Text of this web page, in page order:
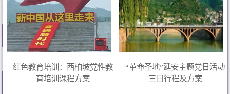
红色教育培训：西柏坡党性教
育培训课程方案
“革命圣地”延安主题党日活动
三日行程及方案